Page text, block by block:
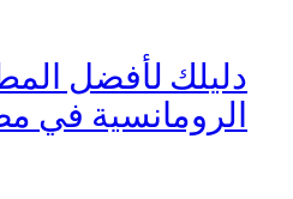
دليلك لأفضل
الرومانسية في